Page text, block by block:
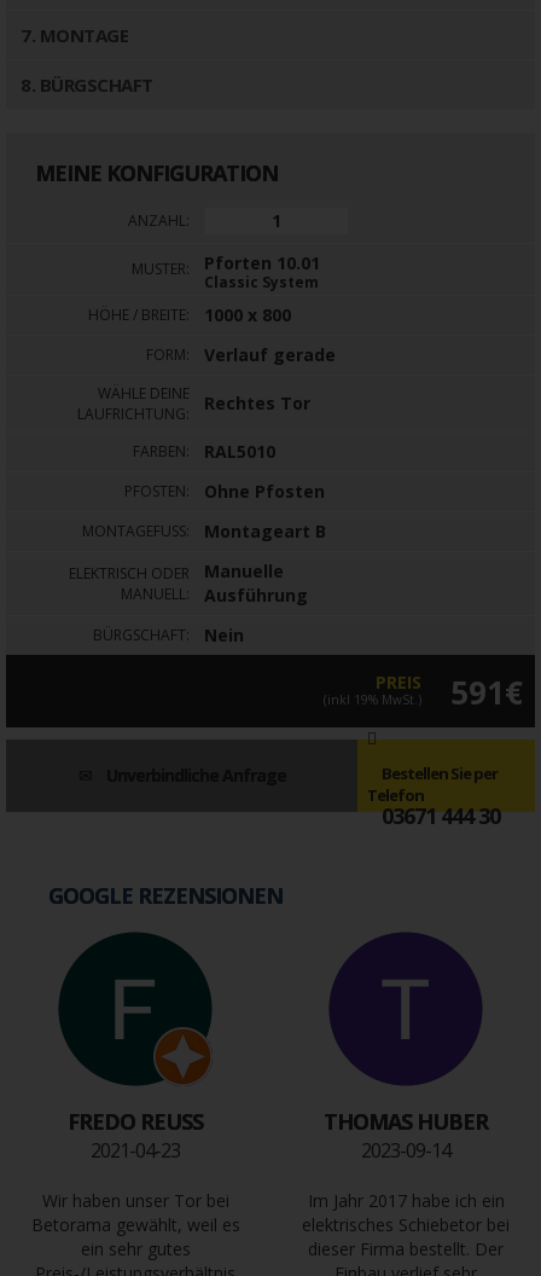
7. MONTAGE
8. BÜRGSCHAFT
MEINE KONFIGURATION
ANZAHL:
MUSTER: Pforten 10.01
Classic System
HÖHE / BREITE: 1000 x 800
FORM: Verlauf gerade
WÄHLE DEINE
LAUFRICHTUNG:
Rechtes Tor
FARBEN: RAL5010
PFOSTEN: Ohne Pfosten
MONTAGEFUSS: Montageart B
ELEKTRISCH ODER
MANUELL:
Manuelle
Ausführung
BÜRGSCHAFT: Nein
PREIS
(inkl 19% MwSt.) 591€
Bestellen Sie per
Telefon
03671 444 30
GOOGLE REZENSIONEN
FREDO REUSS
2021-04-23
Wir haben unser Tor bei
Betorama gewählt, weil es
ein sehr gutes
THOMAS HUBER
2023-09-14
Im Jahr 2017 habe ich ein
elektrisches Schiebetor bei
dieser Firma bestellt. Der